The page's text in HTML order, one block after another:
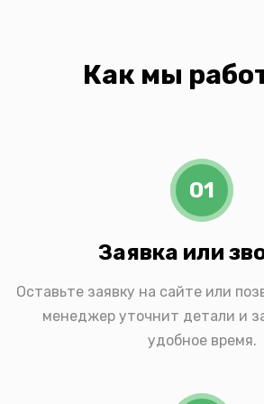
Как мы
01
Заявка или
Оставьте заявку на сайте или
менеджер уточнит детали и
удобное время.